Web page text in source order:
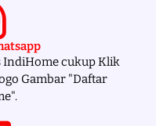
IndiHome cukup Klik
Gambar "Daftar